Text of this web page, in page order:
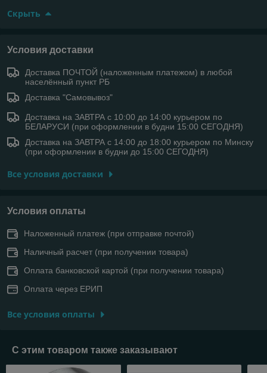
Скрыть
Условия доставки
Доставка ПОЧТОЙ (наложенным платежом) в любой
населённый пункт РБ
Доставка "Самовывоз"
Доставка на ЗАВТРА с 10:00 до 14:00 курьером по
БЕЛАРУСИ (при оформлении в будни 15:00 СЕГОДНЯ)
Доставка на ЗАВТРА с 14:00 до 18:00 курьером по Минску
(при оформлении в будни до 15:00 СЕГОДНЯ)
Все условия доставки
Условия оплаты
Наложенный платеж (при отправке почтой)
Наличный расчет (при получении товара)
Оплата банковской картой (при получении товара)
Оплата через ЕРИП
Все условия оплаты
С этим товаром также заказывают